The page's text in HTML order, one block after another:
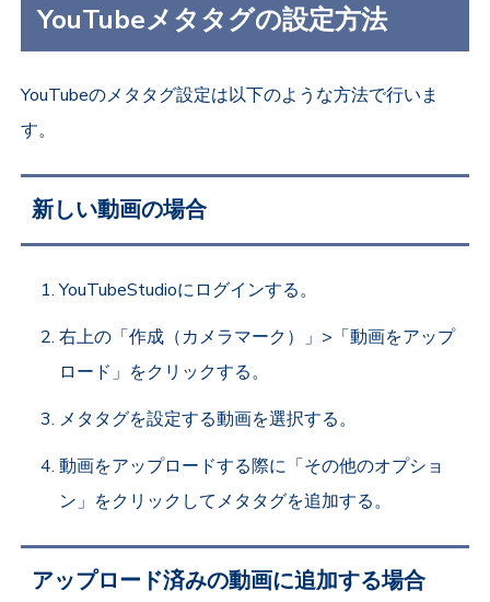
YouTubeメタタグの設定方法
YouTubeのメタタグ設定は以下のような方法で行いま
す。
新しい動画の場合
YouTubeStudioにログインする。
右上の「作成（カメラマーク）」>「動画をアップ
ロード」をクリックする。
メタタグを設定する動画を選択する。
動画をアップロードする際に「その他のオプショ
ン」をクリックしてメタタグを追加する。
アップロード済みの動画に追加する場合